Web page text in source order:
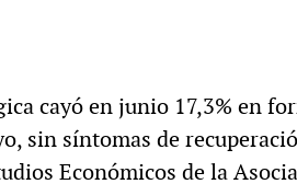
cayó en junio 17,3% en
sin síntomas de
Económicos de la